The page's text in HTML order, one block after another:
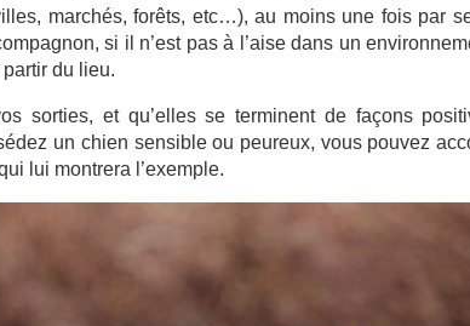
marchés, forêts, etc…), au moins une fois par
si il n’est pas à l’aise dans un
du lieu.
sorties, et qu’elles se terminent de façons
un chien sensible ou peureux, vous pouvez
lui montrera l’exemple.